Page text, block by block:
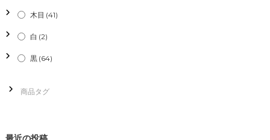
木目 (41)
白 (2)
黒 (64)